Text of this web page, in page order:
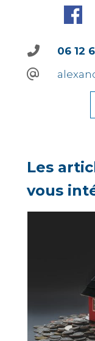
06 12
Les
vous